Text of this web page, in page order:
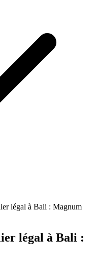
légal à Bali : Magnum
légal à Bali :